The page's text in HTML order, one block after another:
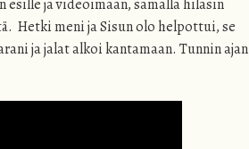
ja videoimaan, samalla hilasin
Hetki meni ja Sisun olo helpottui, se
ja jalat alkoi kantamaan. Tunnin ajan